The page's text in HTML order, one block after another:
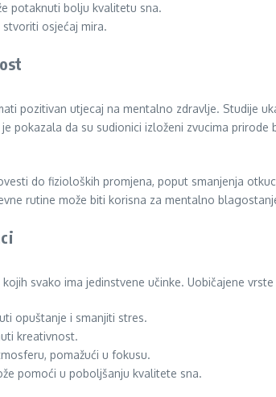
potaknuti bolju kvalitetu sna.
osjećaj mira.
pozitivan utjecaj na mentalno zdravlje. Studije
pokazala da su sudionici izloženi zvucima
do fizioloških promjena, poput smanjenja
rutine može biti korisna za mentalno
svako ima jedinstvene učinke. Uobičajene vrste
opuštanje i smanjiti stres.
kreativnost.
pomažući u fokusu.
pomoći u poboljšanju kvalitete sna.